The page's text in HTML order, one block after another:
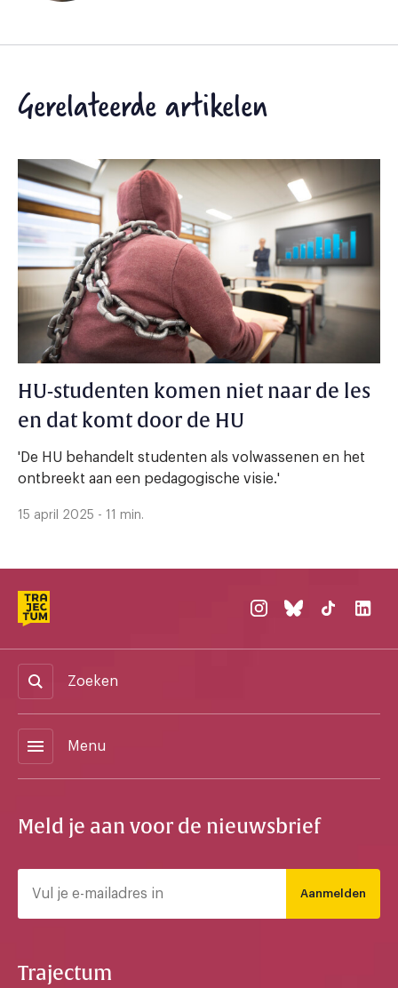
Gerelateerde artikelen
HU-studenten komen niet naar de les
en dat komt door de HU
'De HU behandelt studenten als volwassenen en het
ontbreekt aan een pedagogische visie.'
15 april 2025 - 11 min.
Zoeken
menu Menu
Meld je aan voor de nieuwsbrief
Aanmelden
Trajectum